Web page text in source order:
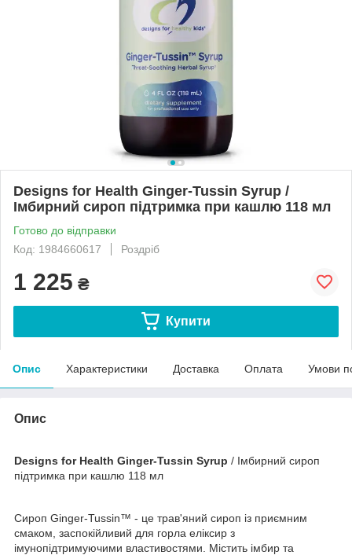
Designs for Health Ginger-Tussin Syrup /
Імбирний сироп підтримка при кашлю 118 мл
Готово до відправки
Код: 1984660617
Роздріб
1 225 ₴
Купити
Опис Характеристики Доставка Оплата Умови
Опис
Designs for Health Ginger-Tussin Syrup / Імбирний сироп
підтримка при кашлю 118 мл
Сироп Ginger-Tussin™ - це трав'яний сироп із приємним
смаком, заспокійливий для горла еліксир з
імунопідтримуючими властивостями. Містить імбир та